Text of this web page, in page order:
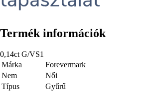
Termék információk
0,14ct G/VS1
Márka
Forevermark
Nem
Női
Típus
Gyűrű